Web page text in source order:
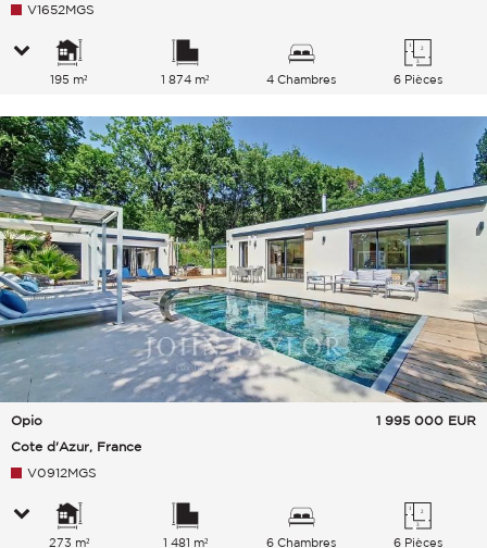
V1652MGS
195 m² 1 874 m² 4 Chambres 6 Pièces
Opio
Cote d'Azur, France
1 995 000 EUR
V0912MGS
273 m² 1 481 m² 6 Chambres 6 Pièces